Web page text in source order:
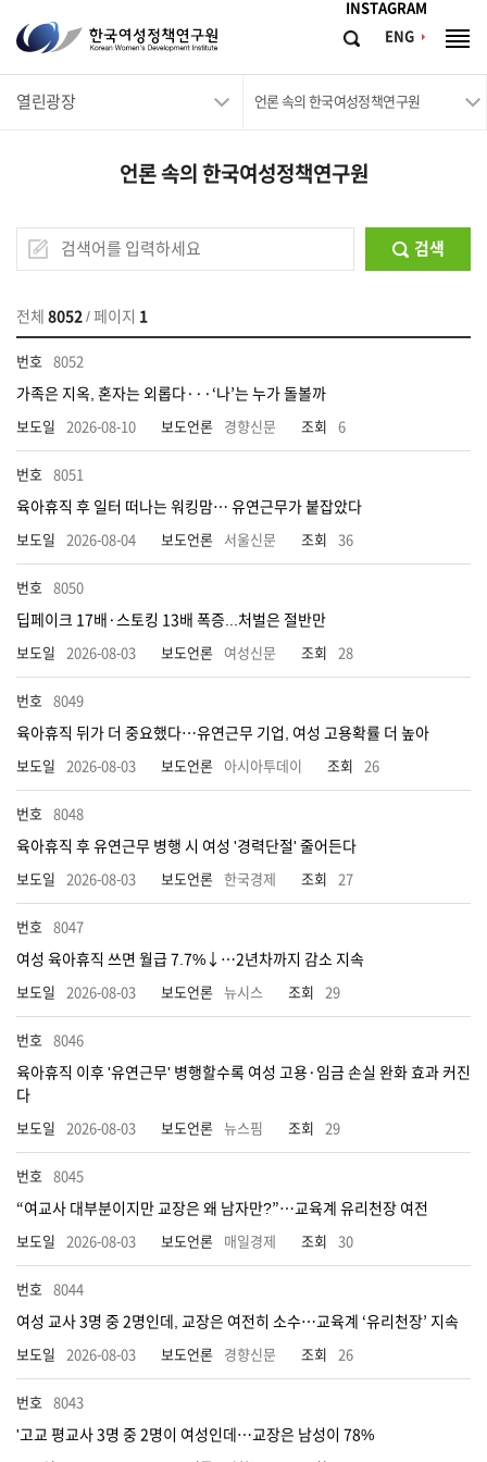
INSTAGRAM
ENG
한
국
여
구
원
Korean
Women's
Development
Institute
검
체
열린광장 언론 속의 한국여성정책연구원
언론 속의 한국여성정책연구원
검색
전체 8052 / 페이지 1
8052
가족은 지옥, 혼자는 외롭다···‘나’는 누가 돌볼까
2026-08-10 경향신문 6
8051
육아휴직 후 일터 떠나는 워킹맘… 유연근무가 붙잡았다
2026-08-04 서울신문 36
8050
딥페이크 17배·스토킹 13배 폭증...처벌은 절반만
2026-08-03 여성신문 28
8049
육아휴직 뒤가 더 중요했다…유연근무 기업, 여성 고용확률 더 높아
2026-08-03 아시아투데이 26
8048
육아휴직 후 유연근무 병행 시 여성 '경력단절' 줄어든다
2026-08-03 한국경제 27
8047
여성 육아휴직 쓰면 월급 7.7%↓…2년차까지 감소 지속
2026-08-03 뉴시스 29
8046
육아휴직 이후 '유연근무' 병행할수록 여성 고용·임금 손실 완화 효과 커진
다
2026-08-03 뉴스핌 29
8045
“여교사 대부분이지만 교장은 왜 남자만?”…교육계 유리천장 여전
2026-08-03 매일경제 30
8044
여성 교사 3명 중 2명인데, 교장은 여전히 소수…교육계 ‘유리천장’ 지속
2026-08-03 경향신문 26
8043
'고교 평교사 3명 중 2명이 여성인데…교장은 남성이 78%